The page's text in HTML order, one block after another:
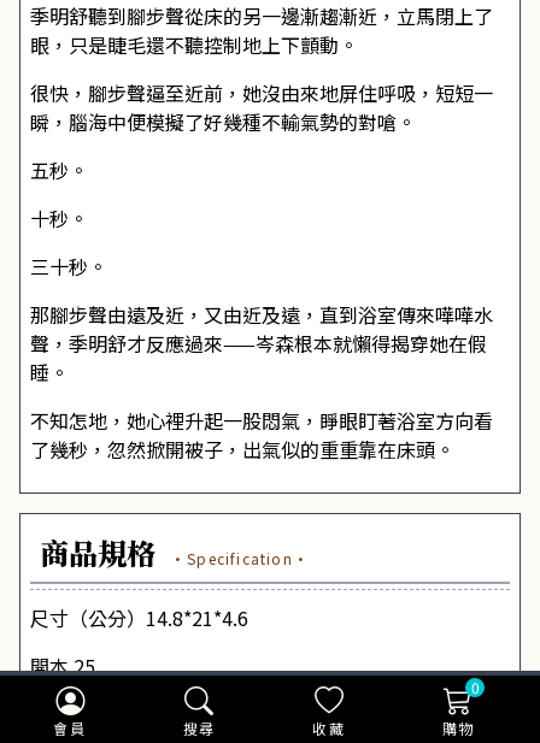
會員 搜尋 收藏
0
購物
季明舒聽到腳步聲從床的另一邊漸趨漸近，立馬閉上了
眼，只是睫毛還不聽控制地上下顫動。
很快，腳步聲逼至近前，她沒由來地屏住呼吸，短短一
瞬，腦海中便模擬了好幾種不輸氣勢的對嗆。
五秒。
十秒。
三十秒。
那腳步聲由遠及近，又由近及遠，直到浴室傳來嘩嘩水
聲，季明舒才反應過來——岑森根本就懶得揭穿她在假
睡。
不知怎地，她心裡升起一股悶氣，睜眼盯著浴室方向看
了幾秒，忽然掀開被子，出氣似的重重靠在床頭。
商品規格 ·Specification·
尺寸（公分）14.8*21*4.6
開本 25
頁數 920